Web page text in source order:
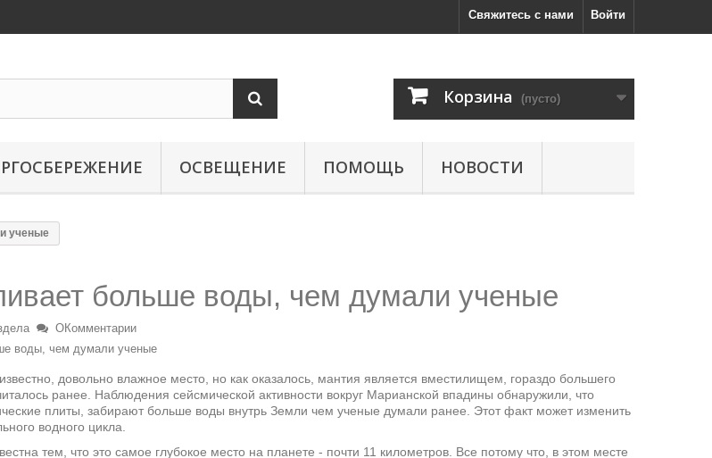
Войти
Свяжитесь с нами
Корзина (пусто)
ОСВЕЩЕНИЕ ПОМОЩЬ НОВОСТИ
ученые
больше воды, чем думали ученые
ОКомментарии
довольно влажное место, но как оказалось, мантия является вместилищем, гораздо большего
ранее. Наблюдения сейсмической активности вокруг Марианской впадины обнаружили, что
плиты, забирают больше воды внутрь Земли чем ученые думали ранее. Этот факт может изменить
водного цикла.
тем, что это самое глубокое место на планете - почти 11 километров. Все потому что, в этом месте